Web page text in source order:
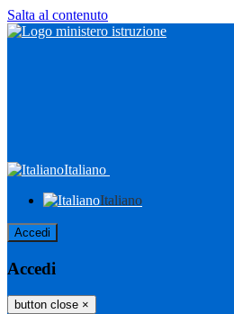
Salta al contenuto
Italiano
Italiano
Accedi
Accedi
button close ×